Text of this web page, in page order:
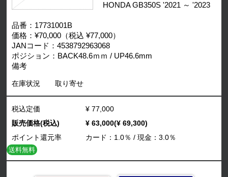
HONDA GB350S '2021 ～ '2023
品番：17731001B
価格：¥70,000（税込 ¥77,000）
JANコード：4538792963068
ポジション：BACK48.6ｍｍ / UP46.6mm
備考
在庫状況 取り寄せ
税込定価
¥ 77,000
販売価格(税込)
¥ 63,000(¥ 69,300)
ポイント還元率
カード：1.0％ / 現金：3.0％
送料無料